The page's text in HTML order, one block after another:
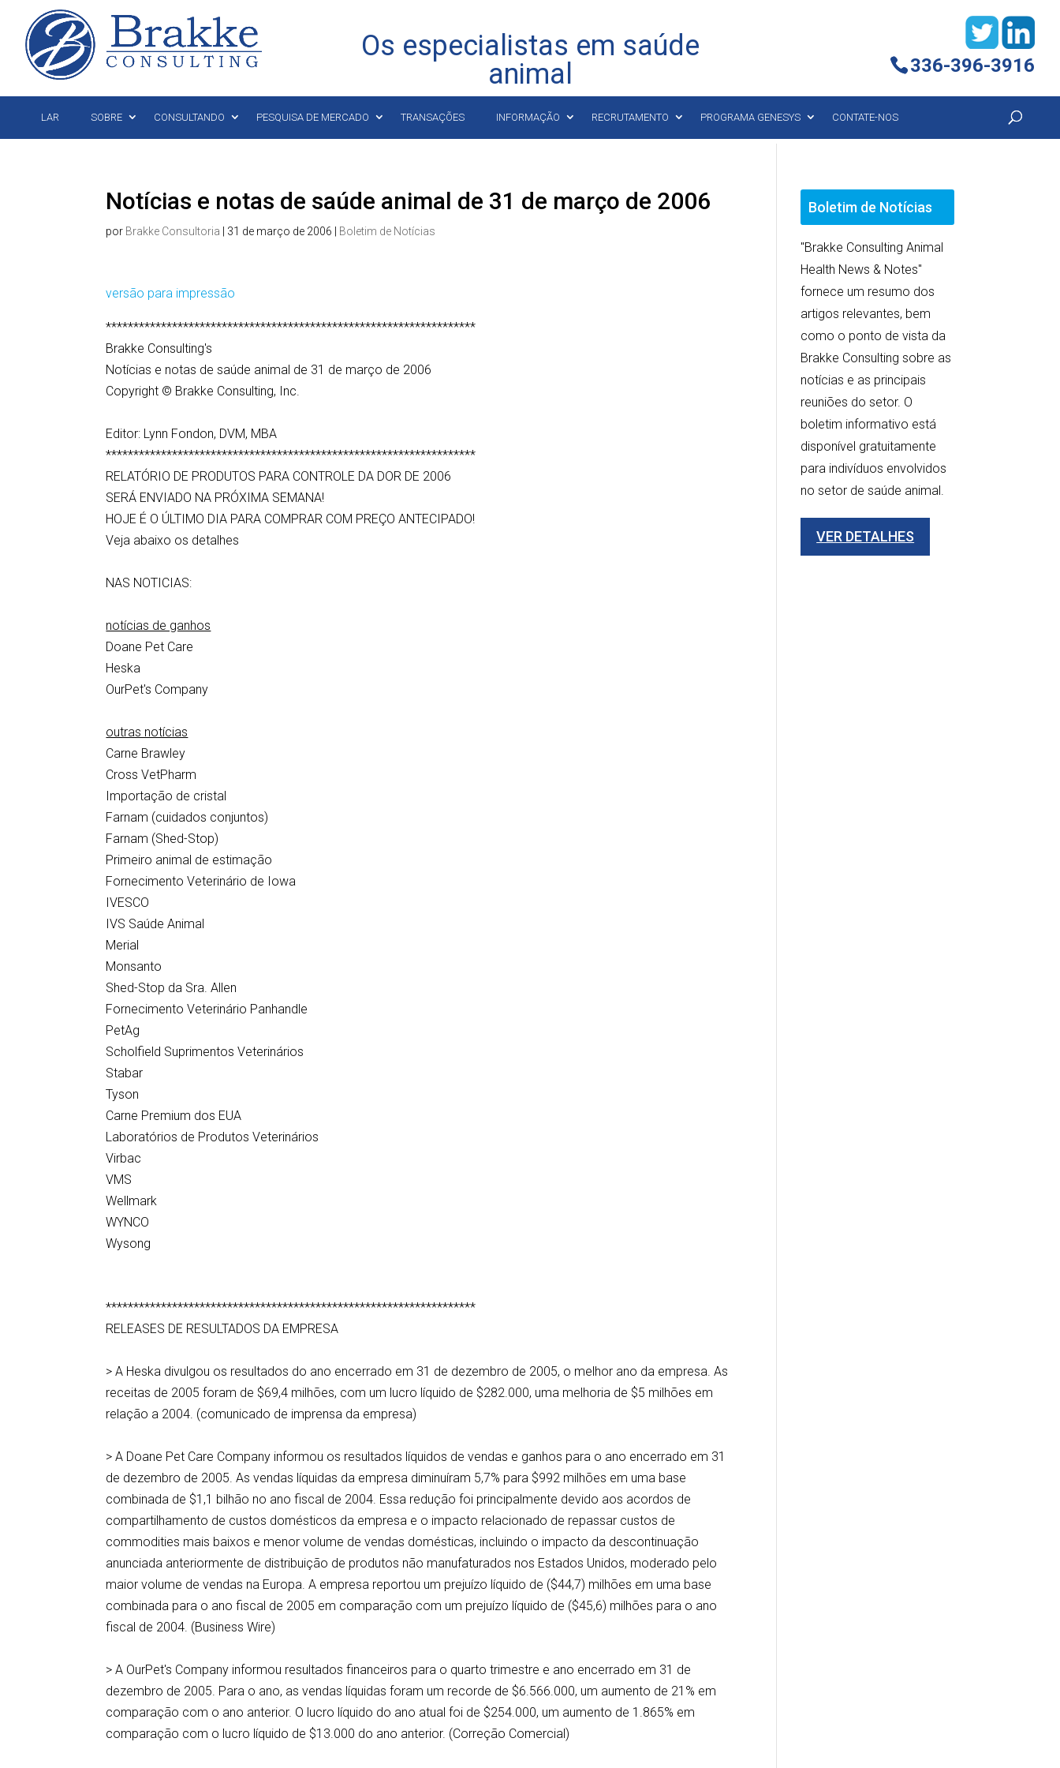
Os especialistas em saúde
animal
336-396-3916
LAR SOBRE CONSULTANDO PESQUISA DE MERCADO TRANSAÇÕES INFORMAÇÃO RECRUTAMENTO PROGRAMA GENESYS CONTATE-NOS
Notícias e notas de saúde animal de 31 de março de 2006
por Brakke Consultoria 31 de março de 2006 Boletim de Notícias
versão para impressão
*******************************************************************
Brakke Consulting's
Notícias e notas de saúde animal de 31 de março de 2006
Copyright © Brakke Consulting, Inc.
Editor: Lynn Fondon, DVM, MBA
*******************************************************************
RELATÓRIO DE PRODUTOS PARA CONTROLE DA DOR DE 2006
SERÁ ENVIADO NA PRÓXIMA SEMANA!
HOJE É O ÚLTIMO DIA PARA COMPRAR COM PREÇO ANTECIPADO!
Veja abaixo os detalhes
NAS NOTICIAS:
notícias de ganhos
Doane Pet Care
Heska
OurPet's Company
outras notícias
Carne Brawley
Cross VetPharm
Importação de cristal
Farnam (cuidados conjuntos)
Farnam (Shed-Stop)
Primeiro animal de estimação
Fornecimento Veterinário de Iowa
IVESCO
IVS Saúde Animal
Merial
Monsanto
Shed-Stop da Sra. Allen
Fornecimento Veterinário Panhandle
PetAg
Scholfield Suprimentos Veterinários
Stabar
Tyson
Carne Premium dos EUA
Laboratórios de Produtos Veterinários
Virbac
VMS
Wellmark
WYNCO
Wysong
*******************************************************************
RELEASES DE RESULTADOS DA EMPRESA
> A Heska divulgou os resultados do ano encerrado em 31 de dezembro de 2005, o melhor ano da empresa. As
receitas de 2005 foram de $69,4 milhões, com um lucro líquido de $282.000, uma melhoria de $5 milhões em
relação a 2004. (comunicado de imprensa da empresa)
> A Doane Pet Care Company informou os resultados líquidos de vendas e ganhos para o ano encerrado em 31
de dezembro de 2005. As vendas líquidas da empresa diminuíram 5,7% para $992 milhões em uma base
combinada de $1,1 bilhão no ano fiscal de 2004. Essa redução foi principalmente devido aos acordos de
compartilhamento de custos domésticos da empresa e o impacto relacionado de repassar custos de
commodities mais baixos e menor volume de vendas domésticas, incluindo o impacto da descontinuação
anunciada anteriormente de distribuição de produtos não manufaturados nos Estados Unidos, moderado pelo
maior volume de vendas na Europa. A empresa reportou um prejuízo líquido de ($44,7) milhões em uma base
combinada para o ano fiscal de 2005 em comparação com um prejuízo líquido de ($45,6) milhões para o ano
fiscal de 2004. (Business Wire)
> A OurPet's Company informou resultados financeiros para o quarto trimestre e ano encerrado em 31 de
dezembro de 2005. Para o ano, as vendas líquidas foram um recorde de $6.566.000, um aumento de 21% em
comparação com o ano anterior. O lucro líquido do ano atual foi de $254.000, um aumento de 1.865% em
comparação com o lucro líquido de $13.000 do ano anterior. (Correção Comercial)
Boletim de Notícias
"Brakke Consulting Animal
Health News & Notes"
fornece um resumo dos
artigos relevantes, bem
como o ponto de vista da
Brakke Consulting sobre as
notícias e as principais
reuniões do setor. O
boletim informativo está
disponível gratuitamente
para indivíduos envolvidos
no setor de saúde animal.
VER DETALHES